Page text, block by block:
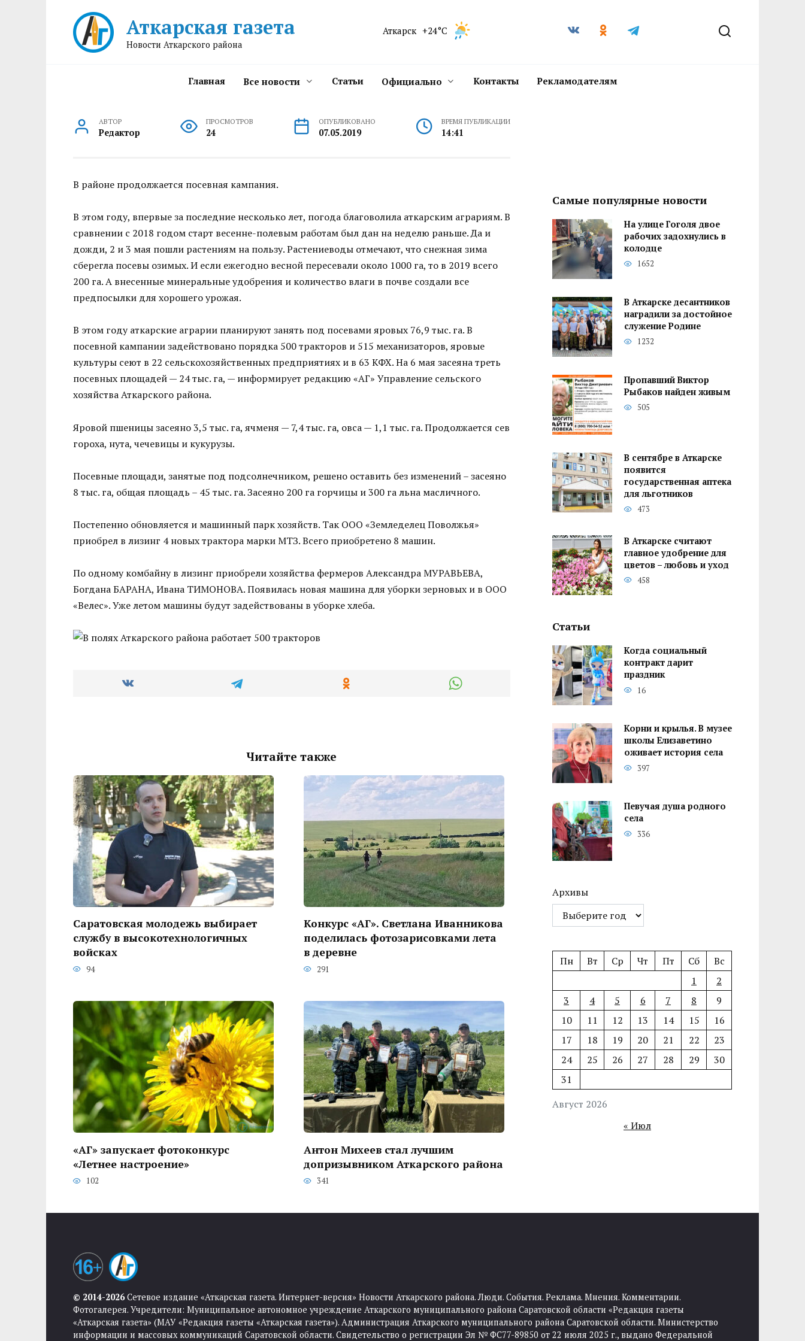
Аткарская газета
Новости Аткарского района
Аткарск +24°C
Главная Все новости Статьи Официально Контакты Рекламодателям
АВТОР
Редактор
ПРОСМОТРОВ
24
ОПУБЛИКОВАНО
07.05.2019
ВРЕМЯ ПУБЛИКАЦИИ
14:41
В районе продолжается посевная кампания.
В этом году, впервые за последние несколько лет, погода благоволила аткарским аграриям. В
сравнении с 2018 годом старт весенне-полевым работам был дан на неделю раньше. Да и
дожди, 2 и 3 мая пошли растениям на пользу. Растениеводы отмечают, что снежная зима
сберегла посевы озимых. И если ежегодно весной пересевали около 1000 га, то в 2019 всего
200 га. А внесенные минеральные удобрения и количество влаги в почве создали все
предпосылки для хорошего урожая.
В этом году аткарские аграрии планируют занять под посевами яровых 76,9 тыс. га. В
посевной кампании задействовано порядка 500 тракторов и 515 механизаторов, яровые
культуры сеют в 22 сельскохозяйственных предприятиях и в 63 КФХ. На 6 мая засеяна треть
посевных площадей — 24 тыс. га, — информирует редакцию «АГ» Управление сельского
хозяйства Аткарского района.
Яровой пшеницы засеяно 3,5 тыс. га, ячменя — 7,4 тыс. га, овса — 1,1 тыс. га. Продолжается сев
гороха, нута, чечевицы и кукурузы.
Посевные площади, занятые под подсолнечником, решено оставить без изменений – засеяно
8 тыс. га, общая площадь – 45 тыс. га. Засеяно 200 га горчицы и 300 га льна масличного.
Постепенно обновляется и машинный парк хозяйств. Так ООО «Земледелец Поволжья»
приобрел в лизинг 4 новых трактора марки МТЗ. Всего приобретено 8 машин.
По одному комбайну в лизинг приобрели хозяйства фермеров Александра МУРАВЬЕВА,
Богдана БАРАНА, Ивана ТИМОНОВА. Появилась новая машина для уборки зерновых и в ООО
«Велес». Уже летом машины будут задействованы в уборке хлеба.
Читайте также
Саратовская молодежь выбирает
службу в высокотехнологичных
войсках
94
Конкурс «АГ». Светлана Иванникова
поделилась фотозарисовками лета
в деревне
291
«АГ» запускает фотоконкурс
«Летнее настроение»
102
Антон Михеев стал лучшим
допризывником Аткарского района
341
Самые популярные новости
На улице Гоголя двое
рабочих задохнулись в
колодце
1652
В Аткарске десантников
наградили за достойное
служение Родине
1232
Пропавший Виктор
Рыбаков найден живым
505
В сентябре в Аткарске
появится
государственная аптека
для льготников
473
В Аткарске считают
главное удобрение для
цветов – любовь и уход
458
Статьи
Когда социальный
контракт дарит
праздник
16
Корни и крылья. В музее
школы Елизаветино
оживает история села
397
Певучая душа родного
села
336
Архивы
Август 2026
Пн Вт Ср Чт Пт Сб
Вс
1
2
3
4 5 6 7 8
9
10
11 12 13 14 15
16
17
18 19 20 21 22
23
24
25 26 27 28 29
30
31
« Июл
© 2014-2026Сетевое издание «Аткарская газета. Интернет-версия» Новости Аткарского района. Люди. События. Реклама. Мнения. Комментарии.
Фотогалерея. Учредители: Муниципальное автономное учреждение Аткарского муниципального района Саратовской области «Редакция газеты
«Аткарская газета» (МАУ «Редакция газеты «Аткарская газета»). Администрация Аткарского муниципального района Саратовской области. Министерство
информации и массовых коммуникаций Саратовской области. Свидетельство о регистрации Эл № ФС77-89850 от 22 июля 2025 г., выдано Федеральной